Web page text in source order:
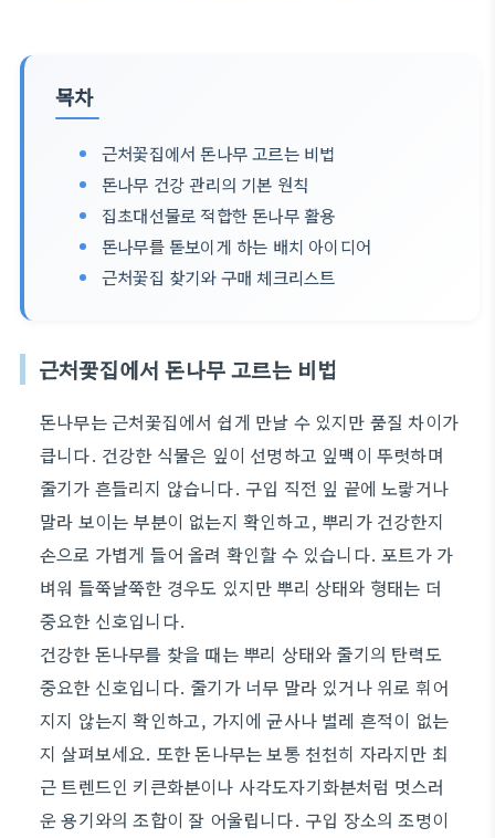
목차
근처꽃집에서 돈나무 고르는 비법
돈나무 건강 관리의 기본 원칙
집초대선물로 적합한 돈나무 활용
돈나무를 돋보이게 하는 배치 아이디어
근처꽃집 찾기와 구매 체크리스트
근처꽃집에서 돈나무 고르는 비법
돈나무는 근처꽃집에서 쉽게 만날 수 있지만 품질 차이가
큽니다. 건강한 식물은 잎이 선명하고 잎맥이 뚜렷하며
줄기가 흔들리지 않습니다. 구입 직전 잎 끝에 노랗거나
말라 보이는 부분이 없는지 확인하고, 뿌리가 건강한지
손으로 가볍게 들어 올려 확인할 수 있습니다. 포트가 가
벼워 들쭉날쭉한 경우도 있지만 뿌리 상태와 형태는 더
중요한 신호입니다.
건강한 돈나무를 찾을 때는 뿌리 상태와 줄기의 탄력도
중요한 신호입니다. 줄기가 너무 말라 있거나 위로 휘어
지지 않는지 확인하고, 가지에 균사나 벌레 흔적이 없는
지 살펴보세요. 또한 돈나무는 보통 천천히 자라지만 최
근 트렌드인 키큰화분이나 사각도자기화분처럼 멋스러
운 용기와의 조합이 잘 어울립니다. 구입 장소의 조명이